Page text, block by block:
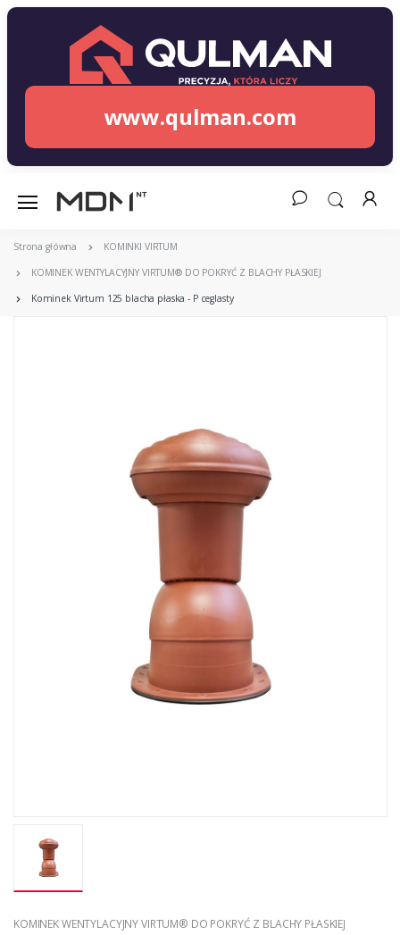
www.qulman.com
Strona główna KOMINKI VIRTUM
KOMINEK WENTYLACYJNY VIRTUM® DO POKRYĆ Z BLACHY PŁASKIEJ
Kominek Virtum 125 blacha płaska - P ceglasty
KOMINEK WENTYLACYJNY VIRTUM® DO POKRYĆ Z BLACHY PŁASKIEJ